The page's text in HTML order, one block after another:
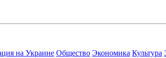
на Украине Общество Экономика Культура